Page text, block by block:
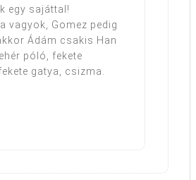
egy sajáttal!
vagyok, Gomez pedig
Ádám csakis Han
póló, fekete
gatya, csizma.